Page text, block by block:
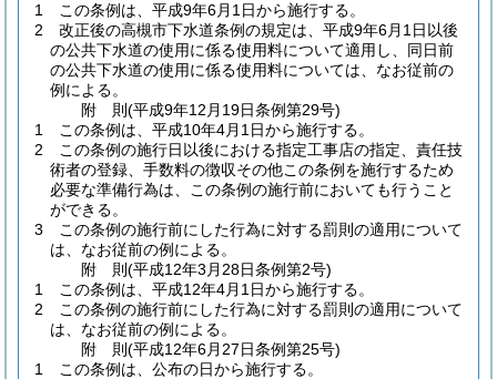
1
この条例は、平成9年6月1日から施行する。
2
改正後の高槻市下水道条例の規定は、平成9年6月1日以後
の公共下水道の使用に係る使用料について適用し、同日前
の公共下水道の使用に係る使用料については、なお従前の
例による。
附 則(平成9年12月19日条例第29号)
1
この条例は、平成10年4月1日から施行する。
2
この条例の施行日以後における指定工事店の指定、責任技
術者の登録、手数料の徴収その他この条例を施行するため
必要な準備行為は、この条例の施行前においても行うこと
ができる。
3
この条例の施行前にした行為に対する罰則の適用について
は、なお従前の例による。
附 則(平成12年3月28日条例第2号)
1
この条例は、平成12年4月1日から施行する。
2
この条例の施行前にした行為に対する罰則の適用について
は、なお従前の例による。
附 則(平成12年6月27日条例第25号)
1
この条例は、公布の日から施行する。